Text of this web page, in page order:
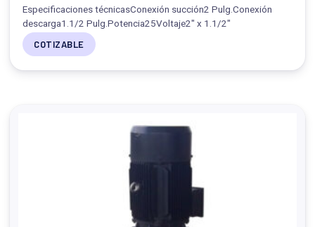
Especificaciones técnicasConexión succión2 Pulg.Conexión
descarga1.1/2 Pulg.Potencia25Voltaje2" x 1.1/2"
COTIZABLE